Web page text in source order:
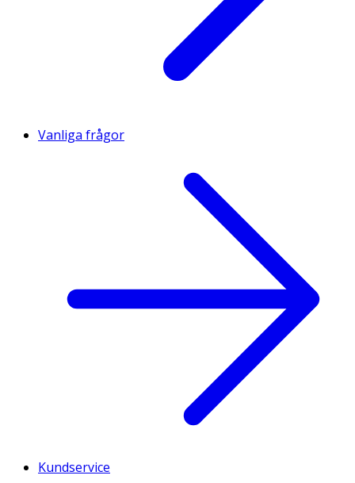
Vanliga frågor
Kundservice